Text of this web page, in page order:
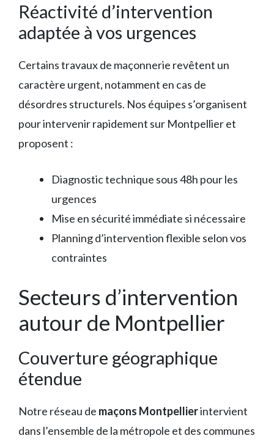
Réactivité d’intervention
adaptée à vos urgences
Certains travaux de maçonnerie revêtent un
caractère urgent, notamment en cas de
désordres structurels. Nos équipes s’organisent
pour intervenir rapidement sur Montpellier et
proposent :
Diagnostic technique sous 48h pour les
urgences
Mise en sécurité immédiate si nécessaire
Planning d’intervention flexible selon vos
contraintes
Secteurs d’intervention
autour de Montpellier
Couverture géographique
étendue
Notre réseau de maçons Montpellierintervient
dans l’ensemble de la métropole et des communes